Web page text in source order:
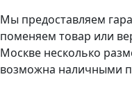
Мы предоставляем
поменяем товар или
Москве несколько
возможна наличными